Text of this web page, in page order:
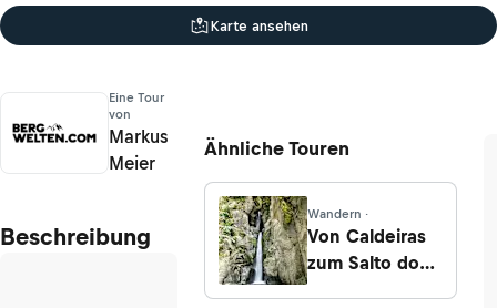
Karte ansehen
Eine Tour
von
Markus
Meier
Beschreibung
Ähnliche Touren
Wandern ·
Von Caldeiras
zum Salto do